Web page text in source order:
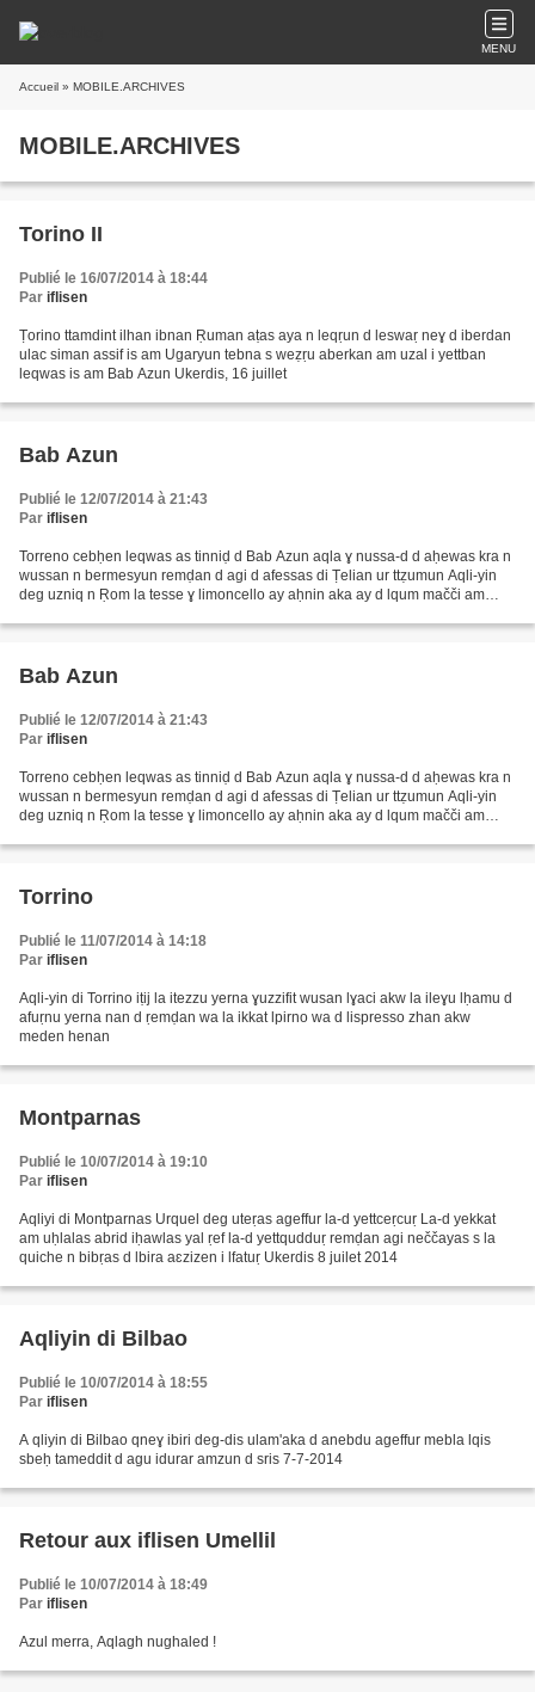
MENU
Accueil » MOBILE.ARCHIVES
MOBILE.ARCHIVES
Torino II
Publié le 16/07/2014 à 18:44
Par iflisen
Ṭorino ttamdint ilhan ibnan Ṛuman aṭas aya n leqṛun d leswaṛ neɣ d iberdan
ulac siman assif is am Ugaryun tebna s weẓṛu aberkan am uzal i yettban
leqwas is am Bab Azun Ukerdis, 16 juillet
Bab Azun
Publié le 12/07/2014 à 21:43
Par iflisen
Torreno cebḥen leqwas as tinniḍ d Bab Azun aqla ɣ nussa-d d aḥewas kra n
wussan n bermesyun remḍan d agi d afessas di Ṭelian ur ttẓumun Aqli-yin
deg uzniq n Ṛom la tesse ɣ limoncello ay aḥnin aka ay d lqum mačči am
Bab Azun
Publié le 12/07/2014 à 21:43
Par iflisen
Torreno cebḥen leqwas as tinniḍ d Bab Azun aqla ɣ nussa-d d aḥewas kra n
wussan n bermesyun remḍan d agi d afessas di Ṭelian ur ttẓumun Aqli-yin
deg uzniq n Ṛom la tesse ɣ limoncello ay aḥnin aka ay d lqum mačči am
Torrino
Publié le 11/07/2014 à 14:18
Par iflisen
Aqli-yin di Torrino iṭij la itezzu yerna ɣuzzifit wusan lɣaci akw la ileɣu lḥamu d
afuṛnu yerna nan d ṛemḍan wa la ikkat lpirno wa d lispresso zhan akw
meden henan
Montparnas
Publié le 10/07/2014 à 19:10
Par iflisen
Aqliyi di Montparnas Urquel deg uteṛas ageffur la-d yettceṛcuṛ La-d yekkat
am uḥlalas abrid iḥawlas yal ṛef la-d yettqudduṛ remḍan agi neččayas s la
quiche n bibṛas d lbira aɛzizen i lfatuṛ Ukerdis 8 juilet 2014
Aqliyin di Bilbao
Publié le 10/07/2014 à 18:55
Par iflisen
A qliyin di Bilbao qneɣ ibiri deg-dis ulam'aka d anebdu ageffur mebla lqis
sbeḥ tameddit d agu idurar amzun d sris 7-7-2014
Retour aux iflisen Umellil
Publié le 10/07/2014 à 18:49
Par iflisen
Azul merra, Aqlagh nughaled !